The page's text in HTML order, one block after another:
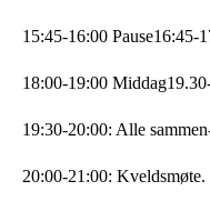
15:45-16:00 Pause16:45-
18:00-19:00 Middag
19:30-20:00: Alle
20:00-21:00: